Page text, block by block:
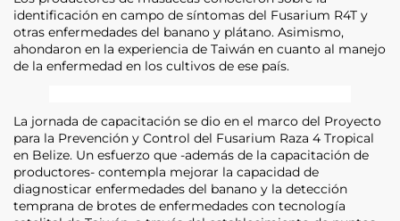
identificación en campo de síntomas del Fusarium R4T y
otras enfermedades del banano y plátano. Asimismo,
ahondaron en la experiencia de Taiwán en cuanto al manejo
de la enfermedad en los cultivos de ese país.
La jornada de capacitación se dio en el marco del Proyecto
para la Prevención y Control del Fusarium Raza 4 Tropical
en Belize. Un esfuerzo que -además de la capacitación de
productores- contempla mejorar la capacidad de
diagnosticar enfermedades del banano y la detección
temprana de brotes de enfermedades con tecnología